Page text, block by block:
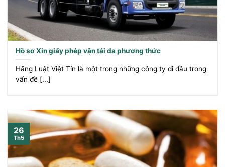
Hồ sơ Xin giấy phép vận tải đa phương thức
Hãng Luật Việt Tín là một trong những công ty đi đầu trong
vấn đề [...]
26
Th5